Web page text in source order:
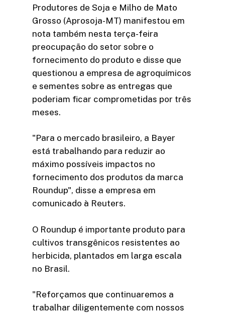
Produtores de Soja e Milho de Mato
Grosso (Aprosoja-MT) manifestou em
nota também nesta terça-feira
preocupação do setor sobre o
fornecimento do produto e disse que
questionou a empresa de agroquímicos
e sementes sobre as entregas que
poderiam ficar comprometidas por três
meses.
"Para o mercado brasileiro, a Bayer
está trabalhando para reduzir ao
máximo possíveis impactos no
fornecimento dos produtos da marca
Roundup", disse a empresa em
comunicado à Reuters.
O Roundup é importante produto para
cultivos transgênicos resistentes ao
herbicida, plantados em larga escala
no Brasil.
"Reforçamos que continuaremos a
trabalhar diligentemente com nossos